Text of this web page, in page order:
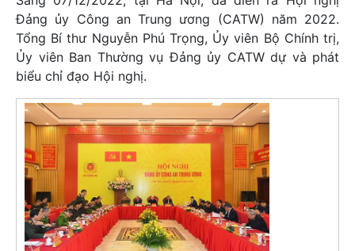
Đảng ủy Công an Trung ương (CATW) năm 2022.
Tổng Bí thư Nguyễn Phú Trọng, Ủy viên Bộ Chính trị,
Ủy viên Ban Thường vụ Đảng ủy CATW dự và phát
biểu chỉ đạo Hội nghị.